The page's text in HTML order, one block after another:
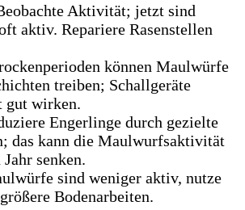
Aktivität; jetzt sind
aktiv. Repariere Rasenstellen
können Maulwürfe
treiben; Schallgeräte
gut wirken.
Engerlinge durch gezielte
das kann die Maulwurfsaktivität
senken.
sind weniger aktiv, nutze
Bodenarbeiten.